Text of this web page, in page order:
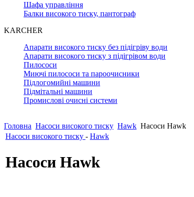
Шафа управління
Балки високого тиску, пантограф
KARCHER
Апарати високого тиску без підігріву води
Апарати високого тиску з підігрівом води
Пилососи
Миючі пилососи та пароочисники
Підлогомийні машини
Підмітальні машини
Промислові очисні системи
Головна Насоси високого тиску Hawk Насоси Hawk
Насоси високого тиску - Hawk
Насоси Hawk